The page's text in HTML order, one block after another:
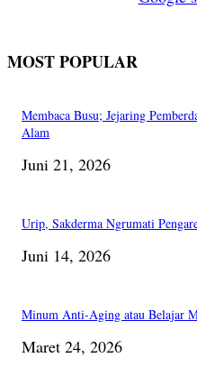
MOST POPULAR
Membaca Busu; Jejaring
Alam
Juni 21, 2026
Urip, Sakderma Ngrumati
Juni 14, 2026
Minum Anti-Aging atau Belajar
Maret 24, 2026